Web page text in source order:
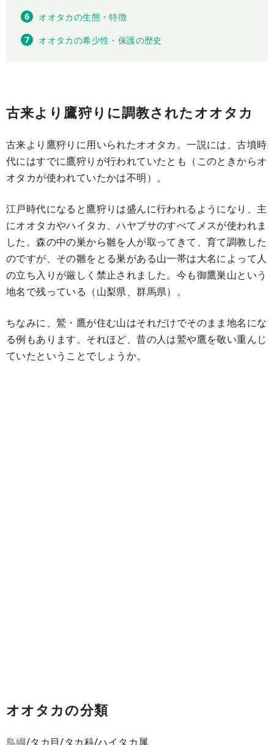
オオタカの生態・特徴
オオタカの希少性・保護の歴史
古来より鷹狩りに調教されたオオタカ
古来より鷹狩りに用いられたオオタカ。一説には、古墳時
代にはすでに鷹狩りが行われていたとも（このときからオ
オタカが使われていたかは不明）。
江戸時代になると鷹狩りは盛んに行われるようになり、主
にオオタカやハイタカ、ハヤブサのすべてメスが使われま
した。森の中の巣から雛を人が取ってきて、育て調教した
のですが、その雛をとる巣がある山一帯は大名によって人
の立ち入りが厳しく禁止されました。今も御鷹巣山という
地名で残っている（山梨県、群馬県）。
ちなみに、鷲・鷹が住む山はそれだけでそのまま地名にな
る例もあります。それほど、昔の人は鷲や鷹を敬い重んじ
ていたということでしょうか。
オオタカの分類
鳥綱/タカ目/タカ科/ハイタカ属